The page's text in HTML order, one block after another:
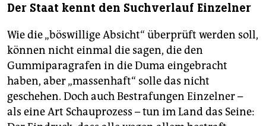
Der Staat kennt den Suchverlauf Einzelner
Wie die „böswillige Absicht“ überprüft werden soll,
können nicht einmal die sagen, die den
Gummiparagrafen in die Duma eingebracht
haben, aber „massenhaft“ solle das nicht
geschehen. Doch auch Bestrafungen Einzelner –
als eine Art Schauprozess – tun im Land das Seine: